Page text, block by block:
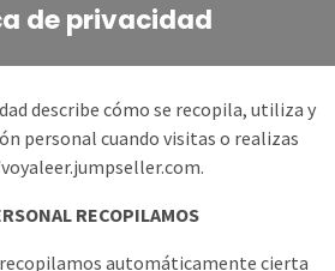
de privacidad
describe cómo se recopila, utiliza y
personal cuando visitas o realizas
RECOPILAMOS
automáticamente cierta